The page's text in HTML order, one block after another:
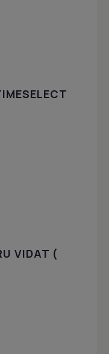
VIDAT (